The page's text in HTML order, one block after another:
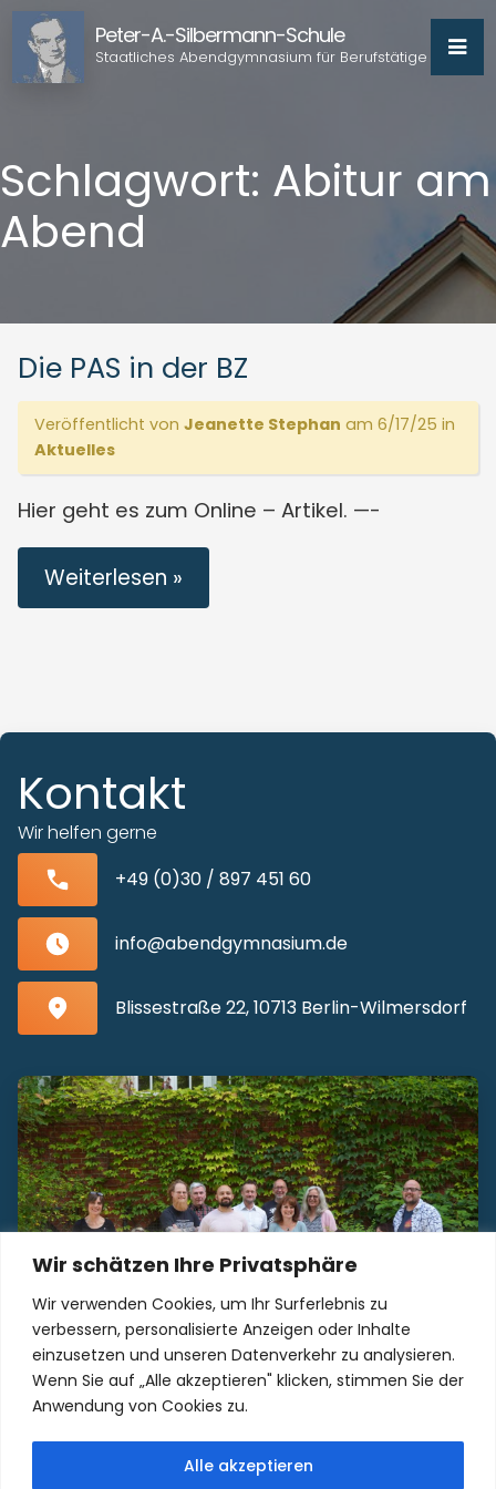
Wir schätzen Ihre Privatsphäre
Wir verwenden Cookies, um Ihr Surferlebnis zu
verbessern, personalisierte Anzeigen oder Inhalte
einzusetzen und unseren Datenverkehr zu analysieren.
Wenn Sie auf „Alle akzeptieren" klicken, stimmen Sie der
Anwendung von Cookies zu.
Alle akzeptieren
Peter-A.-Silbermann-Schule
Staatliches Abendgymnasium für Berufstätige
Schlagwort: Abitur am
Abend
Die PAS in der BZ
Veröffentlicht von Jeanette Stephan am 6/17/25 in
Aktuelles
Hier geht es zum Online – Artikel. —-
Weiterlesen »
Kontakt
Wir helfen gerne
+49 (0)30 / 897 451 60
info@abendgymnasium.de
Blissestraße 22, 10713 Berlin-Wilmersdorf
Unser Kollegium freut sich auf Sie!